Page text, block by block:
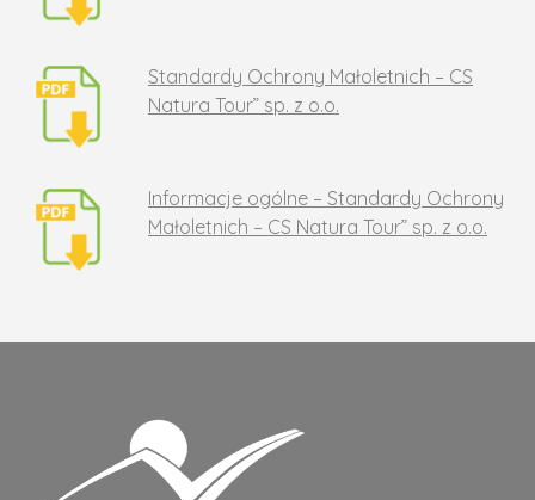
Standardy Ochrony Małoletnich – CS
Natura Tour” sp. z o.o.
Informacje ogólne – Standardy Ochrony
Małoletnich – CS Natura Tour” sp. z o.o.